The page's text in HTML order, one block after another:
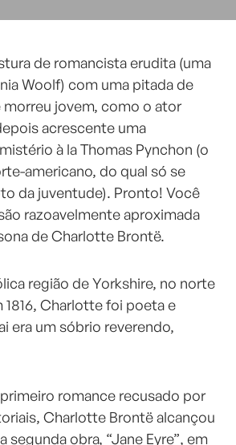
de romancista erudita (uma
Woolf) com uma pitada de
jovem, como o ator
acrescente uma
à la Thomas Pynchon (o
americano, do qual só se
da juventude). Pronto! Você
razoavelmente aproximada
de Charlotte Brontë.
região de Yorkshire, no norte
1816, Charlotte foi poeta e
era um sóbrio reverendo,
romance recusado por
Charlotte Brontë alcançou
segunda obra, “Jane Eyre”, em